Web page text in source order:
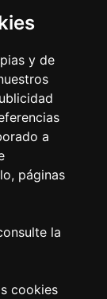
y de
a
páginas
la
cookies